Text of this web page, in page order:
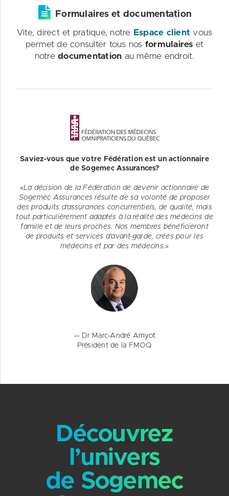
Formulaires et documentation
Vite, direct et pratique, notre Espace client vous
permet de consulter tous nos formulaires et
notre documentation au même endroit.
Saviez-vous que votre Fédération est un actionnaire
de Sogemec Assurances?
«La décision de la Fédération de devenir actionnaire de
Sogemec Assurances résulte de sa volonté de proposer
des produits d’assurances concurrentiels, de qualité, mais
tout particulièrement adaptés à la réalité des médecins de
famille et de leurs proches. Nos membres bénéficieront
de produits et services d’avant-garde, créés pour les
médecins et par des médecins.»
— Dr Marc-André Amyot
Président de la FMOQ
Découvrez
l’univers
de Sogemec